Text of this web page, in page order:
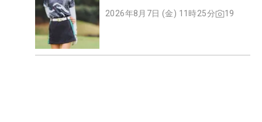
2026年8月7日 (金) 11時25分 19